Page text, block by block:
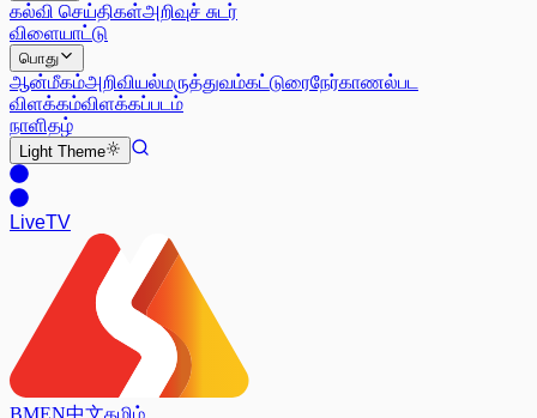
கல்வி செய்திகள்அறிவுச் சுடர்
விளையாட்டு
பொது
ஆன்மீகம்அறிவியல்மருத்துவம்கட்டுரைநேர்காணல்பட
விளக்கம்விளக்கப்படம்
நாளிதழ்
Light Theme
LiveTV
BMEN中文தமிழ்